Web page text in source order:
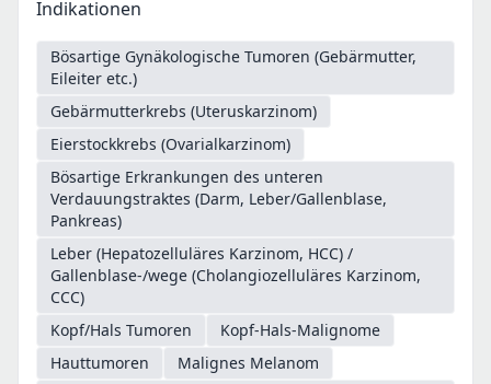
Indikationen
Bösartige Gynäkologische Tumoren (Gebärmutter,
Eileiter etc.)
Gebärmutterkrebs (Uteruskarzinom)
Eierstockkrebs (Ovarialkarzinom)
Bösartige Erkrankungen des unteren
Verdauungstraktes (Darm, Leber/Gallenblase,
Pankreas)
Leber (Hepatozelluläres Karzinom, HCC) /
Gallenblase-/wege (Cholangiozelluläres Karzinom,
CCC)
Kopf/Hals Tumoren
Kopf-Hals-Malignome
Hauttumoren
Malignes Melanom